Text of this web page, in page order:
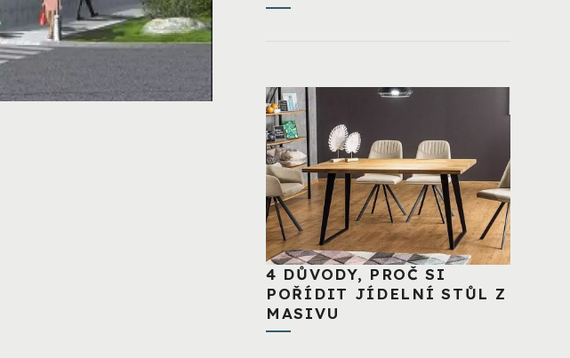
4 DŮVODY, PROČ SI
POŘÍDIT JÍDELNÍ STŮL Z
MASIVU